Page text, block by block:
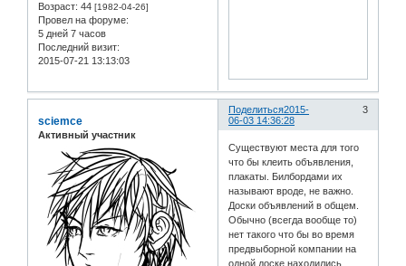
Возраст: 44 [1982-04-26]
Провел на форуме:
5 дней 7 часов
Последний визит:
2015-07-21 13:13:03
Поделиться 3
2015-
06-03 14:36:28
sciemce
Активный участник
Существуют места для того
что бы клеить объявления,
плакаты. Билбордами их
называют вроде, не важно.
Доски объявлений в общем.
Обычно (всегда вообще то)
нет такого что бы во время
предвыборной компании на
одной доске находились